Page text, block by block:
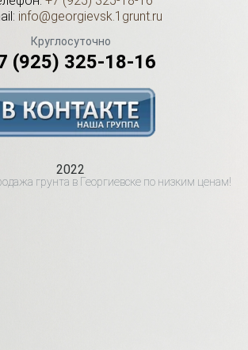
info@georgievsk.1grunt.ru
Круглосуточно
(925) 325-18-16
2022
грунта в Георгиевске по низким ценам!